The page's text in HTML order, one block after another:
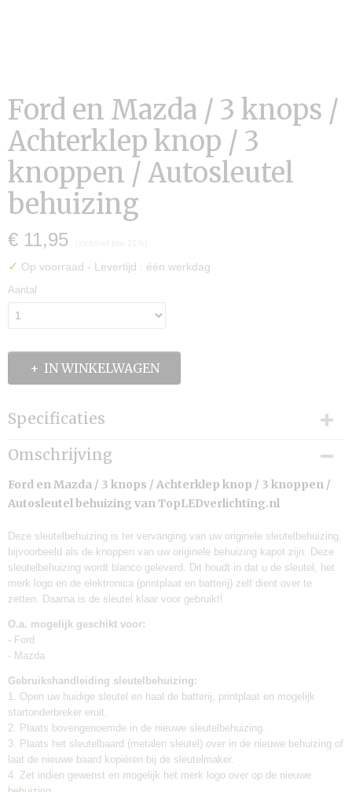
Ford en Mazda / 3 knops /
Achterklep knop / 3
knoppen / Autosleutel
behuizing
€ 11,95
✓ Op voorraad - Levertijd : één werkdag
Aantal
IN WINKELWAGEN
Specificaties
Productcode
Sleutel 33
Levertijd:
één werkdag
TLVX
Verzendkosten:
€0,95
Omschrijving
Ford en Mazda / 3 knops / Achterklep knop / 3 knoppen /
Autosleutel behuizing van TopLEDverlichting.nl
Deze sleutelbehuizing is ter vervanging van uw originele sleutelbehuizing,
bijvoorbeeld als de knoppen van uw originele behuizing kapot zijn. Deze
sleutelbehuizing wordt blanco geleverd. Dit houdt in dat u de sleutel, het
merk logo en de elektronica (printplaat en batterij) zelf dient over te
zetten. Daarna is de sleutel klaar voor gebruikt!
O.a. mogelijk geschikt voor:
- Ford
- Mazda
Gebruikshandleiding sleutelbehuizing:
1. Open uw huidige sleutel en haal de batterij, printplaat en mogelijk
startonderbreker eruit.
2. Plaats bovengenoemde in de nieuwe sleutelbehuizing.
3. Plaats het sleutelbaard (metalen sleutel) over in de nieuwe behuizing of
laat de nieuwe baard kopiëren bij de sleutelmaker.
4. Zet indien gewenst en mogelijk het merk logo over op de nieuwe